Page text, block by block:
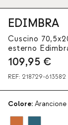
EDIMBRA
Cuscino
esterno
109,95 €
REF: 218729-613582
Colore: